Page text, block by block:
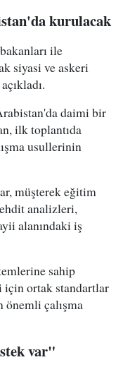
kurulacak
ile
siyasi ve askeri
daimi bir
ilk toplantıda
usullerinin
müşterek eğitim
analizleri,
alanındaki iş
sahip
için ortak standartlar
çalışma
var"